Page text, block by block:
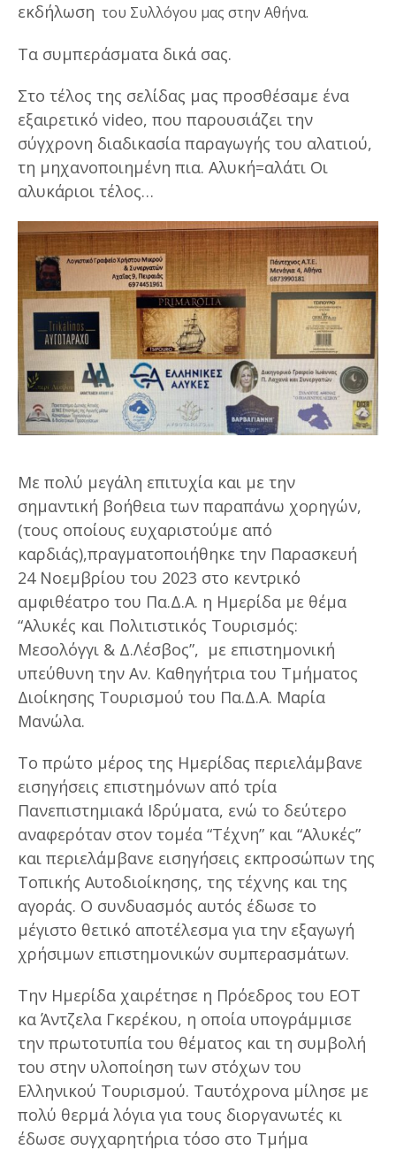
εκδήλωση του Συλλόγου μας στην Αθήνα.
Τα συμπεράσματα δικά σας.
Στο τέλος της σελίδας μας προσθέσαμε ένα
εξαιρετικό video, που παρουσιάζει την
σύγχρονη διαδικασία παραγωγής του αλατιού,
τη μηχανοποιημένη πια. Αλυκή=αλάτι Οι
αλυκάριοι τέλος…
Με πολύ μεγάλη επιτυχία και με την
σημαντική βοήθεια των παραπάνω χορηγών,
(τους οποίους ευχαριστούμε από
καρδιάς),πραγματοποιήθηκε την Παρασκευή
24 Νοεμβρίου του 2023 στο κεντρικό
αμφιθέατρο του Πα.Δ.Α. η Ημερίδα με θέμα
“Αλυκές και Πολιτιστικός Τουρισμός:
Μεσολόγγι & Δ.Λέσβος”, με επιστημονική
υπεύθυνη την Αν. Καθηγήτρια του Τμήματος
Διοίκησης Τουρισμού του Πα.Δ.Α. Μαρία
Μανώλα.
Το πρώτο μέρος της Ημερίδας περιελάμβανε
εισηγήσεις επιστημόνων από τρία
Πανεπιστημιακά Ιδρύματα, ενώ το δεύτερο
αναφερόταν στον τομέα “Τέχνη” και “Αλυκές”
και περιελάμβανε εισηγήσεις εκπροσώπων της
Τοπικής Αυτοδιοίκησης, της τέχνης και της
αγοράς. Ο συνδυασμός αυτός έδωσε το
μέγιστο θετικό αποτέλεσμα για την εξαγωγή
χρήσιμων επιστημονικών συμπερασμάτων.
Την Ημερίδα χαιρέτησε η Πρόεδρος του ΕΟΤ
κα Άντζελα Γκερέκου, η οποία υπογράμμισε
την πρωτοτυπία του θέματος και τη συμβολή
του στην υλοποίηση των στόχων του
Ελληνικού Τουρισμού. Ταυτόχρονα μίλησε με
πολύ θερμά λόγια για τους διοργανωτές κι
έδωσε συγχαρητήρια τόσο στο Τμήμα